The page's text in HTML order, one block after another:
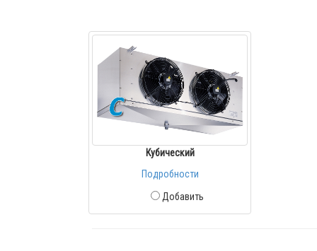
Кубический
Подробности
Добавить